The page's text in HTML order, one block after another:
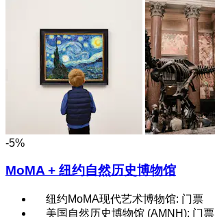
-5%
MoMA + 纽约自然历史博物馆
纽约MoMA现代艺术博物馆: 门票
美国自然历史博物馆 (AMNH): 门票